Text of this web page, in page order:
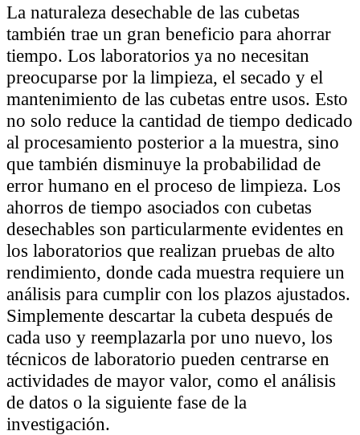
La naturaleza desechable de las cubetas
también trae un gran beneficio para ahorrar
tiempo. Los laboratorios ya no necesitan
preocuparse por la limpieza, el secado y el
mantenimiento de las cubetas entre usos. Esto
no solo reduce la cantidad de tiempo dedicado
al procesamiento posterior a la muestra, sino
que también disminuye la probabilidad de
error humano en el proceso de limpieza. Los
ahorros de tiempo asociados con cubetas
desechables son particularmente evidentes en
los laboratorios que realizan pruebas de alto
rendimiento, donde cada muestra requiere un
análisis para cumplir con los plazos ajustados.
Simplemente descartar la cubeta después de
cada uso y reemplazarla por uno nuevo, los
técnicos de laboratorio pueden centrarse en
actividades de mayor valor, como el análisis
de datos o la siguiente fase de la
investigación.